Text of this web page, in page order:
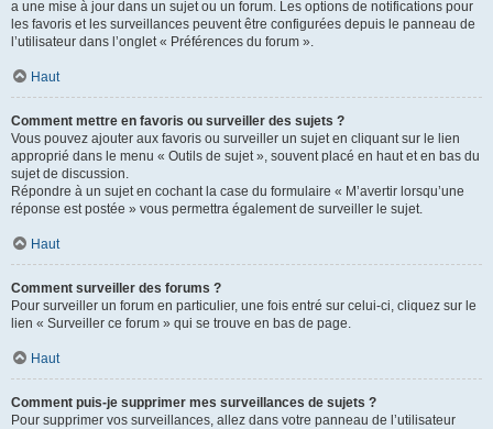
a une mise à jour dans un sujet ou un forum. Les options de notifications pour
les favoris et les surveillances peuvent être configurées depuis le panneau de
l’utilisateur dans l’onglet « Préférences du forum ».
Haut
Comment mettre en favoris ou surveiller des sujets ?
Vous pouvez ajouter aux favoris ou surveiller un sujet en cliquant sur le lien
approprié dans le menu « Outils de sujet », souvent placé en haut et en bas du
sujet de discussion.
Répondre à un sujet en cochant la case du formulaire « M’avertir lorsqu’une
réponse est postée » vous permettra également de surveiller le sujet.
Haut
Comment surveiller des forums ?
Pour surveiller un forum en particulier, une fois entré sur celui-ci, cliquez sur le
lien « Surveiller ce forum » qui se trouve en bas de page.
Haut
Comment puis-je supprimer mes surveillances de sujets ?
Pour supprimer vos surveillances, allez dans votre panneau de l’utilisateur